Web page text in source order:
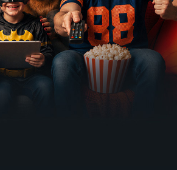
Dok oblaci
prolaze
1946 | USA | Životopisný, Hudobné, Muzikály
Stvoreni
jedno za
drugo
62%